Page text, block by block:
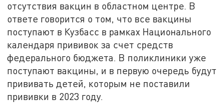
отсутствия вакцин в областном центре. В
ответе говорится о том, что все вакцины
поступают в Кузбасс в рамках Национального
календаря прививок за счет средств
федерального бюджета. В поликлиники уже
поступают вакцины, и в первую очередь будут
прививать детей, которым не поставили
прививки в 2023 году.